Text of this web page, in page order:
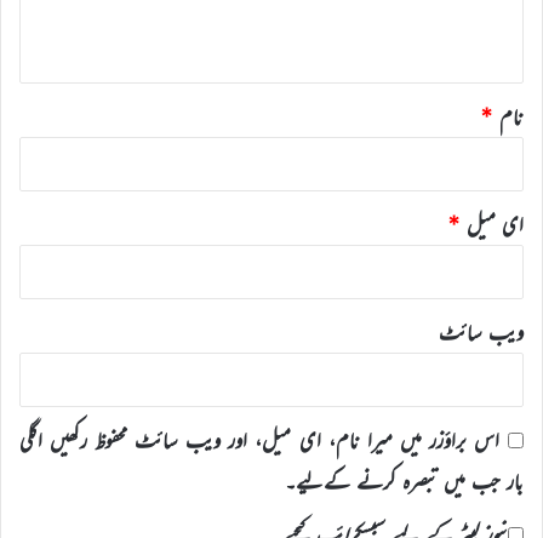
نام *
ای میل *
ویب‌ سائٹ
اس براؤزر میں میرا نام، ای میل، اور ویب سائٹ محفوظ رکھیں اگلی
بار جب میں تبصرہ کرنے کےلیے۔